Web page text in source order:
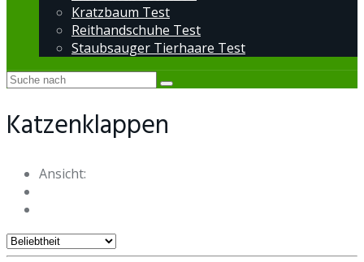
Kratzbaum Test
Reithandschuhe Test
Staubsauger Tierhaare Test
Katzenklappen
Ansicht: